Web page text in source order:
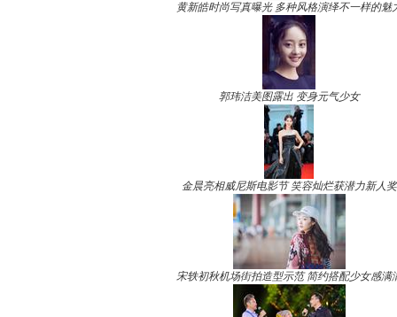
黄新皓时尚写真曝光 多种风格演绎不一样的魅
郭玮洁美图露出 变身元气少女
金晨亮相威尼斯电影节 笑容灿烂获潜力新人奖
宋轶初秋机场街拍造型示范 简约搭配少女感满